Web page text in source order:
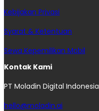
Kebijakan Privasi
Syarat & Ketentuan
Sewa Kepemilikan Mobil
Kontak Kami
PT Moladin Digital Indonesia
hello@moladin.ai